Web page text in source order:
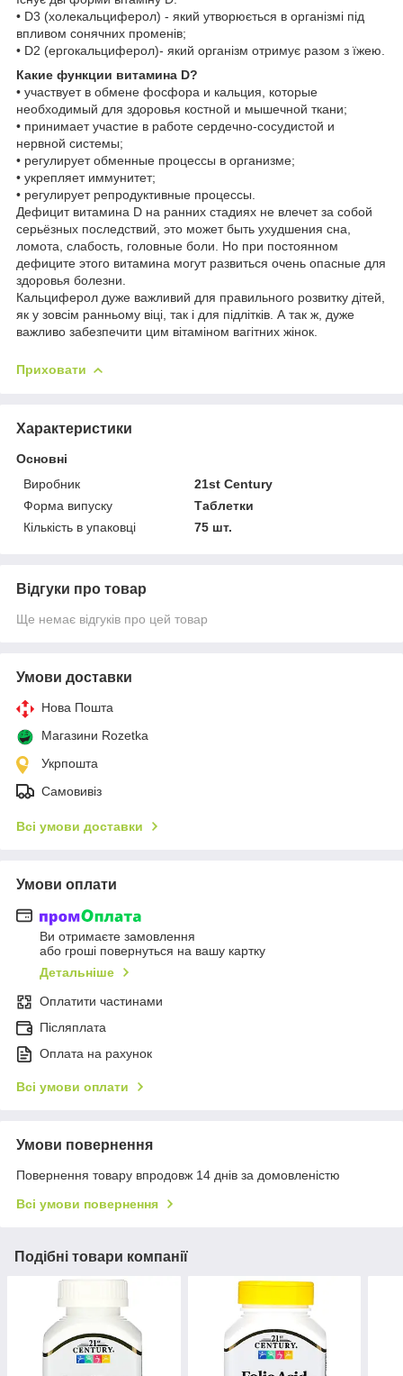
• D3 (холекальциферол) - який утворюється в організмі під
впливом сонячних променів;
• D2 (ергокальциферол)- який організм отримує разом з їжею.
Какие функции витамина D?
• участвует в обмене фосфора и кальция, которые
необходимый для здоровья костной и мышечной ткани;
• принимает участие в работе сердечно-сосудистой и
нервной системы;
• регулирует обменные процессы в организме;
• укрепляет иммунитет;
• регулирует репродуктивные процессы.
Дефицит витамина D на ранних стадиях не влечет за собой
серьёзных последствий, это может быть ухудшения сна,
ломота, слабость, головные боли. Но при постоянном
дефиците этого витамина могут развиться очень опасные для
здоровья болезни.
Кальциферол дуже важливий для правильного розвитку дітей,
як у зовсім ранньому віці, так і для підлітків. А так ж, дуже
важливо забезпечити цим вітаміном вагітних жінок.
Приховати
Характеристики
Основні
Виробник
21st Century
Форма випуску
Таблетки
Кількість в упаковці
75 шт.
Відгуки про товар
Ще немає відгуків про цей товар
Умови доставки
Нова Пошта
Магазини Rozetka
Укрпошта
Самовивіз
Всі умови доставки
Умови оплати
Ви отримаєте замовлення
або гроші повернуться на вашу картку
Детальніше
Оплатити частинами
Післяплата
Оплата на рахунок
Всі умови оплати
Умови повернення
Повернення товару впродовж 14 днів за домовленістю
Всі умови повернення
Подібні товари компанії